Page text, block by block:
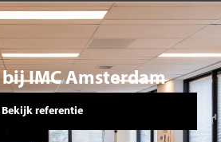
IMC Amsterdam
Bekijk referentie